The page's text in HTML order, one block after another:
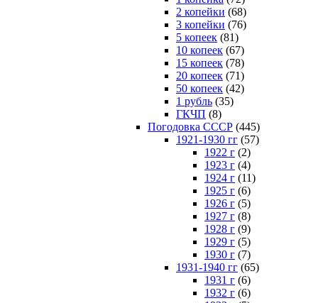
2 копейки (68)
3 копейки (76)
5 копеек (81)
10 копеек (67)
15 копеек (78)
20 копеек (71)
50 копеек (42)
1 рубль (35)
ГКЧП (8)
Погодовка СССР (445)
1921-1930 гг (57)
1922 г (2)
1923 г (4)
1924 г (11)
1925 г (6)
1926 г (5)
1927 г (8)
1928 г (9)
1929 г (5)
1930 г (7)
1931-1940 гг (65)
1931 г (6)
1932 г (6)